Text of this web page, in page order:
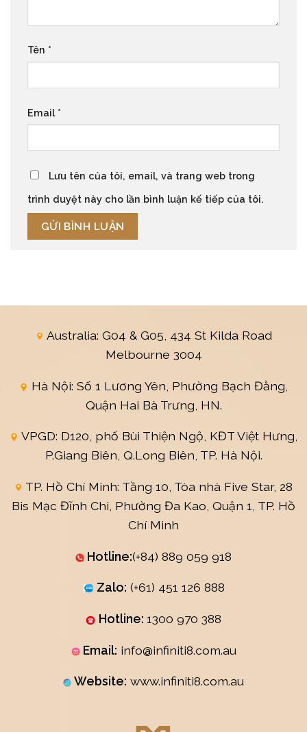
Tên *
Email *
Lưu tên của tôi, email, và trang web trong
trình duyệt này cho lần bình luận kế tiếp của tôi.
Australia: G04 & G05, 434 St Kilda Road
Melbourne 3004
Hà Nội: Số 1 Lương Yên, Phường Bạch Đằng,
Quận Hai Bà Trưng, HN.
VPGD: D120, phố Bùi Thiện Ngộ, KĐT Việt Hưng,
P.Giang Biên, Q.Long Biên, TP. Hà Nội.
TP. Hồ Chí Minh: Tầng 10, Tòa nhà Five Star, 28
Bis Mạc Đĩnh Chi, Phường Đa Kao, Quận 1, TP. Hồ
Chí Minh
Hotline:(+84) 889 059 918
Zalo: (+61) 451 126 888
Hotline: 1300 970 388
Email: info@infiniti8.com.au
Website: www.infiniti8.com.au